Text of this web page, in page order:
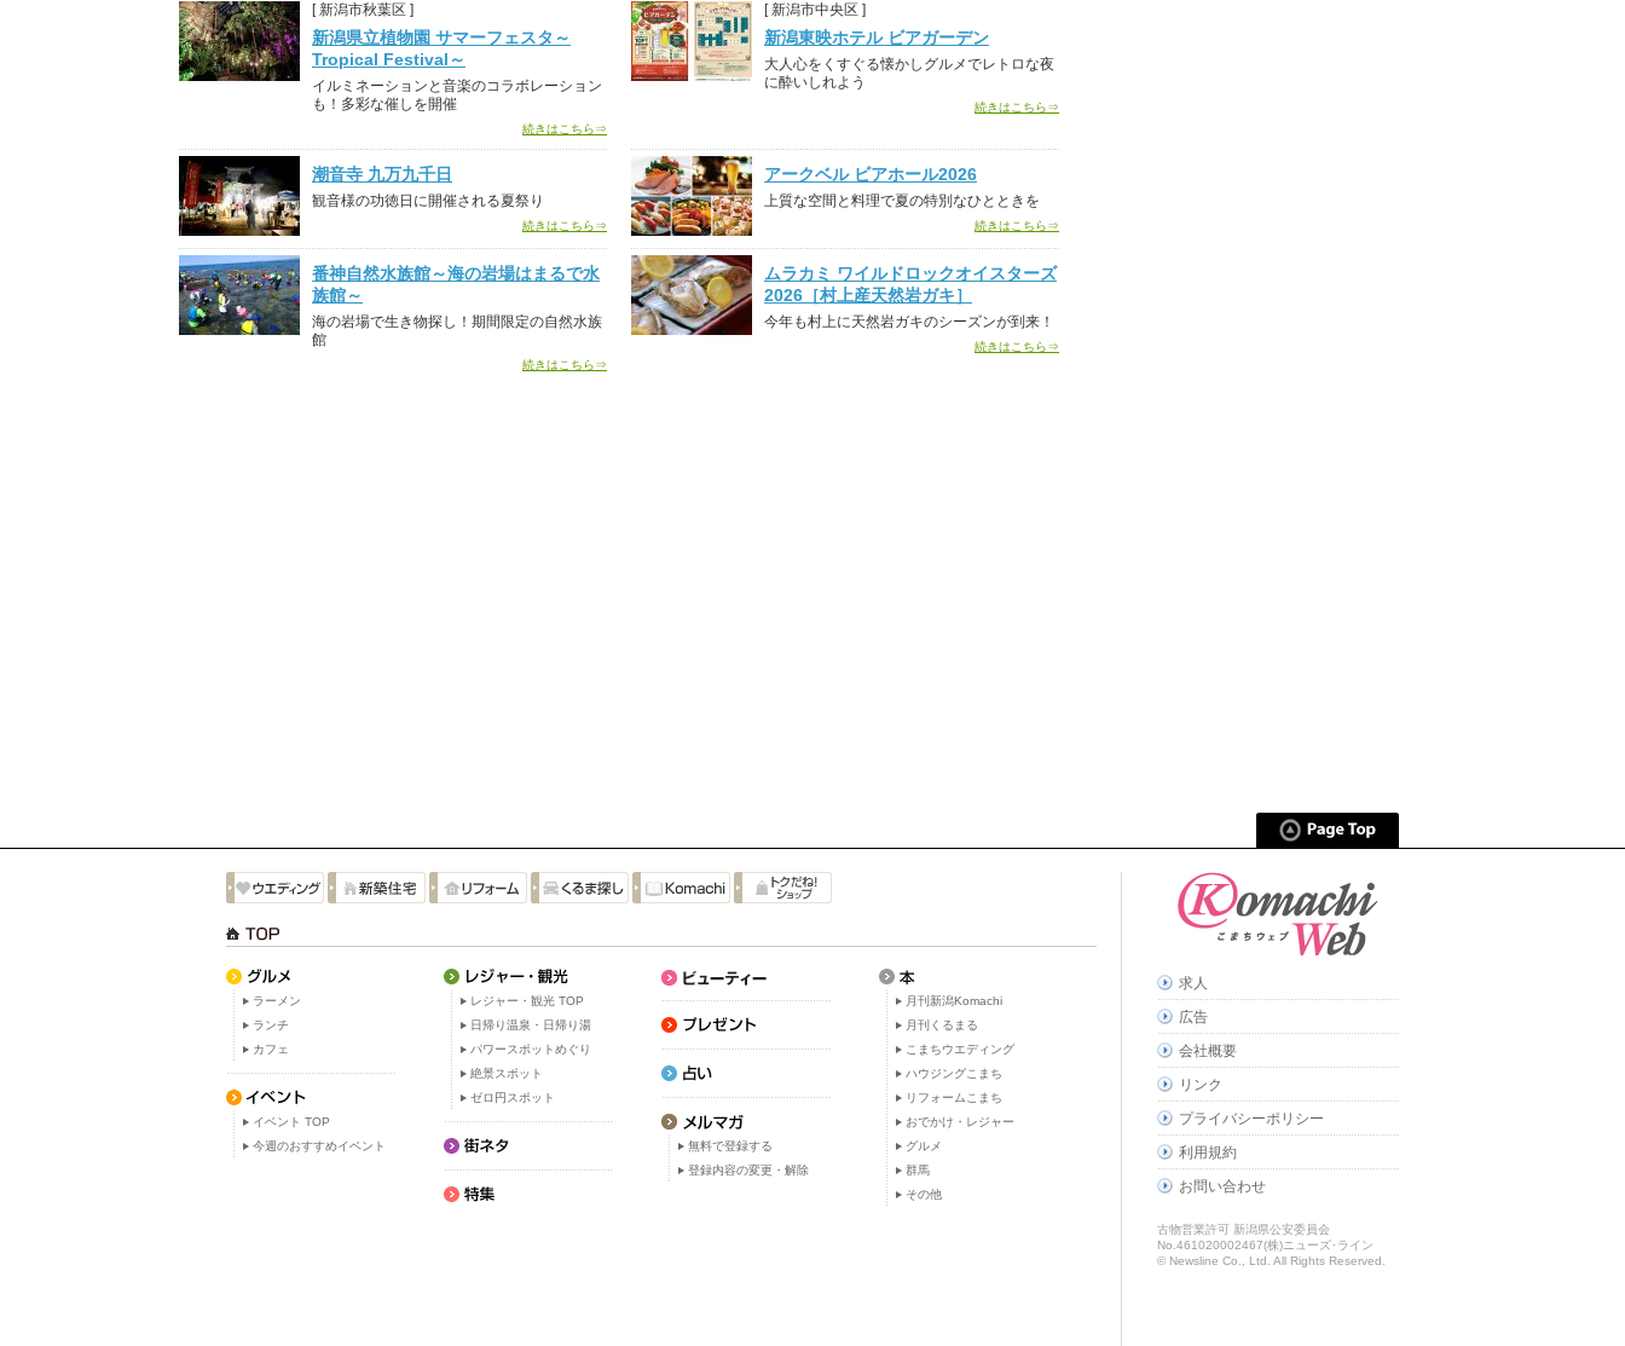
[ 新潟市秋葉区 ]
新潟県立植物園 サマーフェスタ～
Tropical Festival～
イルミネーションと音楽のコラボレーション
も！多彩な催しを開催
続きはこちら⇒
[ 新潟市中央区 ]
新潟東映ホテル ビアガーデン
大人心をくすぐる懐かしグルメでレトロな夜
に酔いしれよう
続きはこちら⇒
潮音寺 九万九千日
観音様の功徳日に開催される夏祭り
続きはこちら⇒
アークベル ビアホール2026
上質な空間と料理で夏の特別なひとときを
続きはこちら⇒
番神自然水族館～海の岩場はまるで水
族館～
海の岩場で生き物探し！期間限定の自然水族
館
続きはこちら⇒
ムラカミ ワイルドロックオイスターズ
2026［村上産天然岩ガキ］
今年も村上に天然岩ガキのシーズンが到来！
続きはこちら⇒
ラーメン
ランチ
カフェ
イベント TOP
今週のおすすめイベント
レジャー・観光 TOP
日帰り温泉・日帰り湯
パワースポットめぐり
絶景スポット
ゼロ円スポット
無料で登録する
登録内容の変更・解除
月刊新潟Komachi
月刊くるまる
こまちウエディング
ハウジングこまち
リフォームこまち
おでかけ・レジャー
グルメ
群馬
その他
求人
広告
会社概要
リンク
プライバシーポリシー
利用規約
お問い合わせ
古物営業許可 新潟県公安委員会
No.461020002467(株)ニューズ･ライン
© Newsline Co., Ltd. All Rights Reserved.